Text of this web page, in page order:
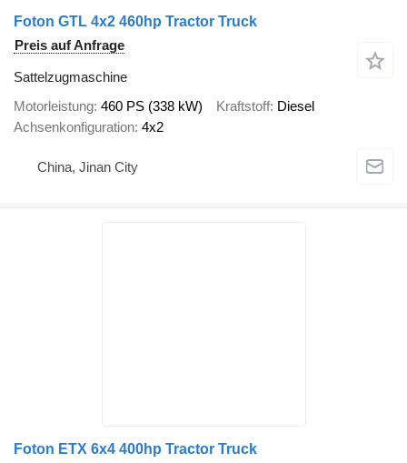
Foton GTL 4x2 460hp Tractor Truck
Preis auf Anfrage
Sattelzugmaschine
Motorleistung 460 PS (338 kW) Kraftstoff Diesel
Achsenkonfiguration 4x2
China, Jinan City
Foton ETX 6x4 400hp Tractor Truck